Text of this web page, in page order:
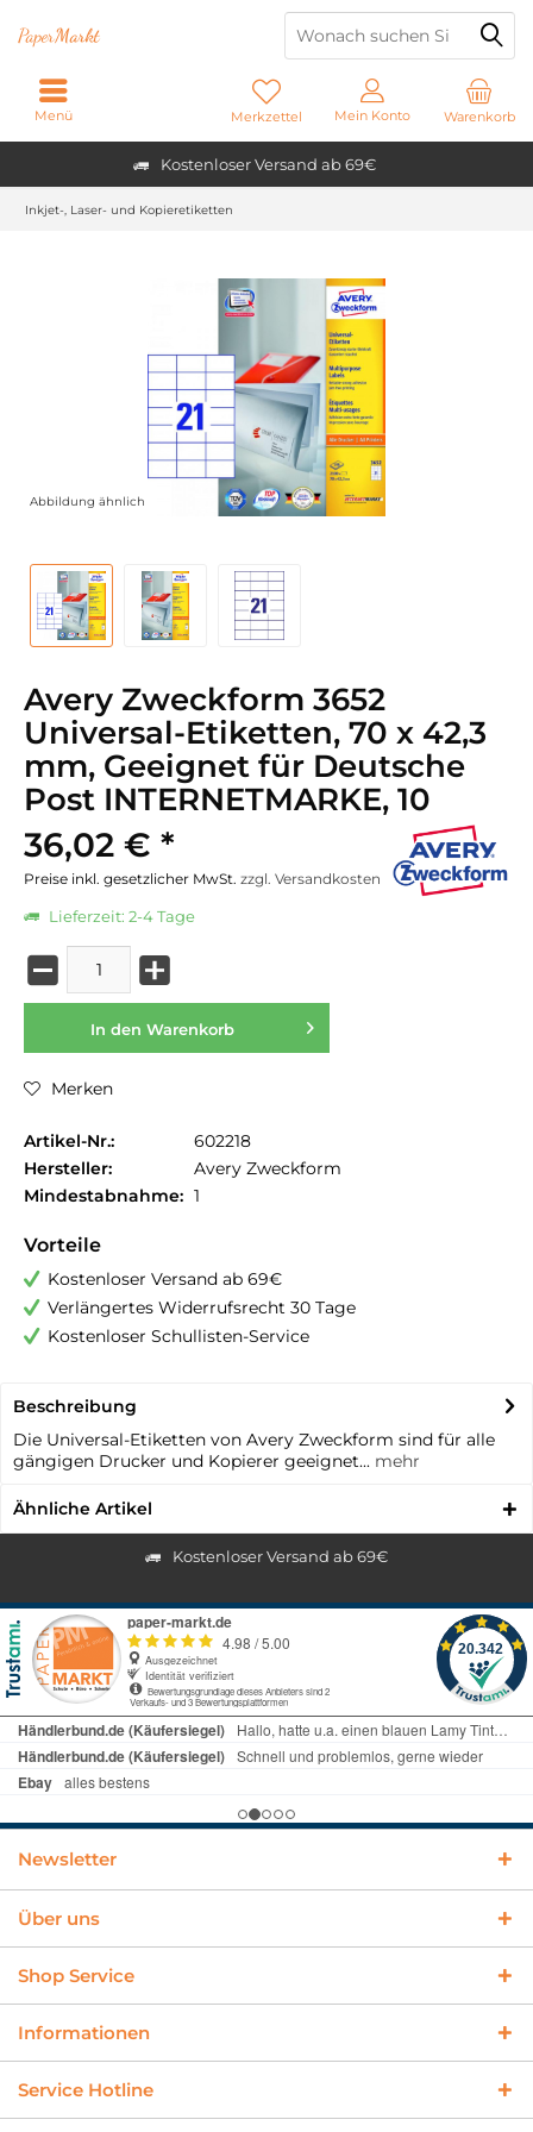
Kostenloser Versand ab 69€
PaperMarkt
Warenkorb
Merkzettel Mein Konto
Menü
Inkjet-, Laser- und Kopieretiketten
Abbildung ähnlich
Avery Zweckform 3652
Universal-Etiketten, 70 x 42,3
mm, Geeignet für Deutsche
Post INTERNETMARKE, 10
36,02 € *
Preise inkl. gesetzlicher MwSt. zzgl. Versandkosten
Lieferzeit: 2-4 Tage
In den Warenkorb
Merken
Artikel-Nr.:
602218
Hersteller:
Avery Zweckform
Mindestabnahme: 1
Vorteile
Kostenloser Versand ab 69€
Verlängertes Widerrufsrecht 30 Tage
Kostenloser Schullisten-Service
Beschreibung
Die Universal-Etiketten von Avery Zweckform sind für alle
gängigen Drucker und Kopierer geeignet... mehr
Ähnliche Artikel
Kostenloser Versand ab 69€
Newsletter
Über uns
Shop Service
Informationen
Service Hotline